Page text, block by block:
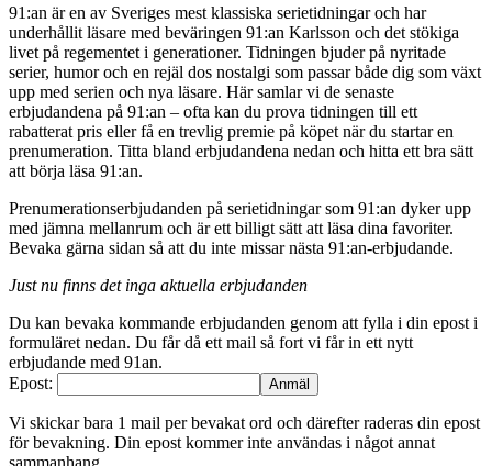
91:an är en av Sveriges mest klassiska serietidningar och har
underhållit läsare med beväringen 91:an Karlsson och det stökiga
livet på regementet i generationer. Tidningen bjuder på nyritade
serier, humor och en rejäl dos nostalgi som passar både dig som växt
upp med serien och nya läsare. Här samlar vi de senaste
erbjudandena på 91:an – ofta kan du prova tidningen till ett
rabatterat pris eller få en trevlig premie på köpet när du startar en
prenumeration. Titta bland erbjudandena nedan och hitta ett bra sätt
att börja läsa 91:an.
Prenumerationserbjudanden på serietidningar som 91:an dyker upp
med jämna mellanrum och är ett billigt sätt att läsa dina favoriter.
Bevaka gärna sidan så att du inte missar nästa 91:an-erbjudande.
Just nu finns det inga aktuella erbjudanden
Du kan bevaka kommande erbjudanden genom att fylla i din epost i
formuläret nedan. Du får då ett mail så fort vi får in ett nytt
erbjudande med 91an.
Epost:
Vi skickar bara 1 mail per bevakat ord och därefter raderas din epost
för bevakning. Din epost kommer inte användas i något annat
sammanhang.